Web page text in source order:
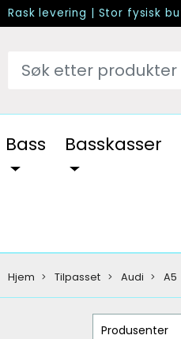
Rask levering | Stor fysisk
Bass Basskasser
Hjem Tilpasset Audi A5
Produsenter